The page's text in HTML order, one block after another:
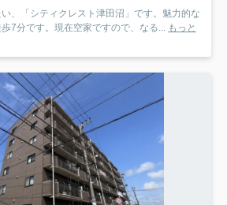
、「シティクレスト津田沼」です。魅力的な
7分です。現在空家ですので、なる... もっと